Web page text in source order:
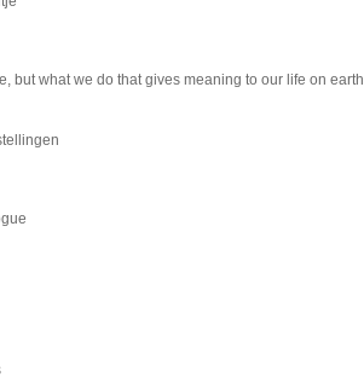
but what we do that gives meaning to our life on earth